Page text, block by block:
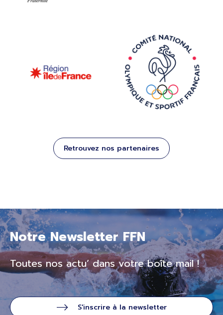
Retrouvez nos partenaires
Notre Newsletter FFN
Toutes nos actu’ dans votre boîte mail !
S'inscrire à la newsletter